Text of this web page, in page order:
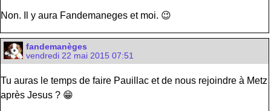
Non. Il y aura Fandemaneges et moi. 😉
fandemanèges
vendredi 22 mai 2015 07:51
Tu auras le temps de faire Pauillac et de nous rejoindre à Metz
après Jesus ? 😁